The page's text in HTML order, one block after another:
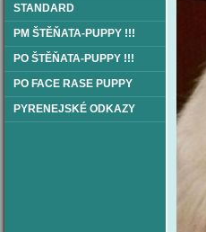
STANDARD
PM ŠTĚŇATA-PUPPY !!!
PO ŠTĚŇATA-PUPPY !!!
PO FACE RASE PUPPY
PYRENEJSKÉ ODKAZY